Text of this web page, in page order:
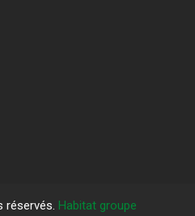
réservés. Habitat groupe